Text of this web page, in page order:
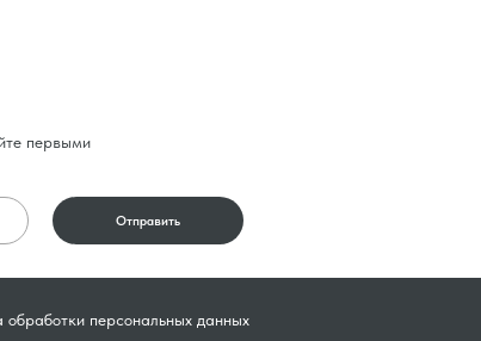
первыми
обработки персональных данных
Отправить